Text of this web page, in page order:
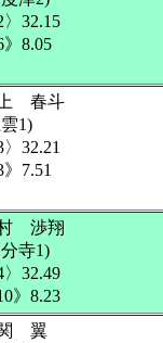
〉32.15
》8.05
春斗
1)
〉32.21
》7.51
渉翔
寺1)
〉32.49
》8.23
翼